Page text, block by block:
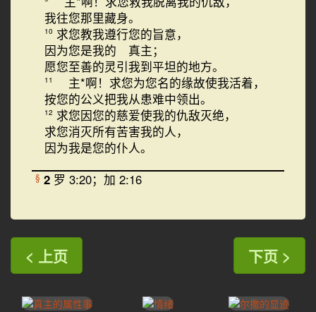
我往您那里藏身。
10 求您教我遵行您的旨意，
因为您是我的 真主；
愿您至善的灵引我到平坦的地方。
11
主*啊！求您为您名的缘故使我活着，
按您的公义把我从患难中领出。
12 求您因您的慈爱使我的仇敌灭绝，
求您消灭所有苦害我的人，
因为我是您的仆人。
§ 2 罗 3:20；加 2:16
< 上页 下页 >